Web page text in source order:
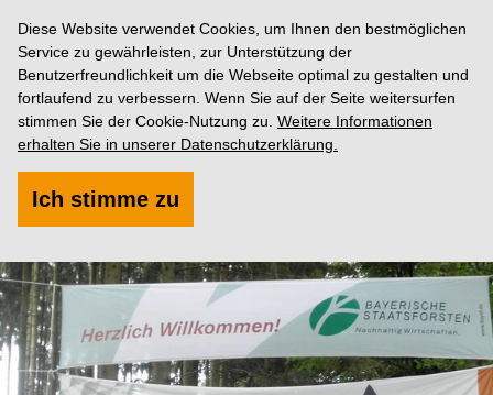
Diese Website verwendet Cookies, um Ihnen den bestmöglichen
Service zu gewährleisten, zur Unterstützung der
Benutzerfreundlichkeit um die Webseite optimal zu gestalten und
fortlaufend zu verbessern. Wenn Sie auf der Seite weitersurfen
stimmen Sie der Cookie-Nutzung zu. Weitere Informationen
erhalten Sie in unserer Datenschutzerklärung.
Ich stimme zu